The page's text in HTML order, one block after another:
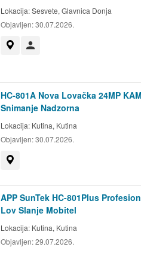
Lokacija:Sesvete, Glavnica Donja
Objavljen:30.07.2026.
HC-801A Nova Lovačka 24MP
Snimanje Nadzorna
Lokacija: Kutina, Kutina
Objavljen:30.07.2026.
APP SunTek HC-801Plus
Lov Slanje Mobitel
Lokacija: Kutina, Kutina
Objavljen:29.07.2026.